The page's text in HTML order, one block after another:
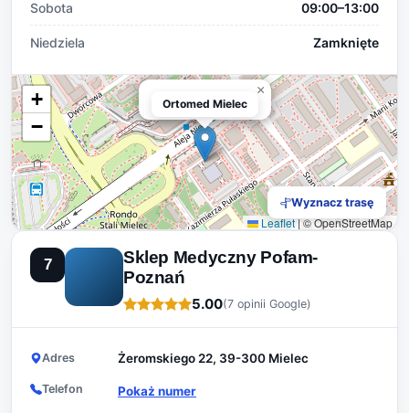
Sobota 09:00–13:00
Niedziela Zamknięte
Ortomed Mielec
×
+
−
Leaflet|© OpenStreetMap
Ortomed Mielec
Wyznacz trasę
7
Sklep Medyczny Pofam-
Poznań
5.00(7 opinii Google)
Adres Żeromskiego 22, 39-300 Mielec
Telefon Pokaż numer